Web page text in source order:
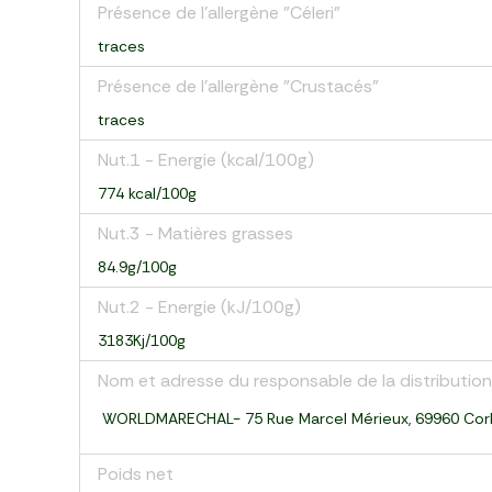
Présence de l'allergène "Céleri"
traces
Présence de l'allergène "Crustacés"
traces
Nut.1 - Energie (kcal/100g)
774 kcal/100g
Nut.3 - Matières grasses
84.9g/100g
Nut.2 - Energie (kJ/100g)
3183Kj/100g
Nom et adresse du responsable de la distribution
WORLDMARECHAL- 75 Rue Marcel Mérieux, 69960
Poids net